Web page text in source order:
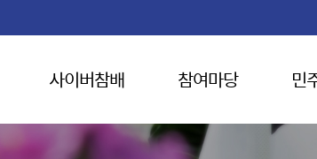
사이버참배 참여마당 민